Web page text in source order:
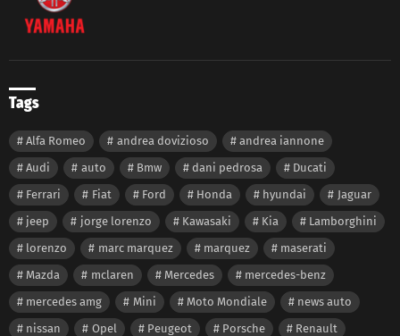
Tags
Alfa Romeo andrea dovizioso
andrea iannone
Audi
auto Bmw dani pedrosa
Ducati
Ferrari
Fiat Ford Honda hyundai
Jaguar
jeep
jorge lorenzo Kawasaki Kia
Lamborghini
lorenzo
marc marquez marquez
maserati
Mazda
mclaren Mercedes
mercedes-benz
mercedes amg
Mini Moto Mondiale
news auto
nissan
Opel Peugeot Porsche
Renault